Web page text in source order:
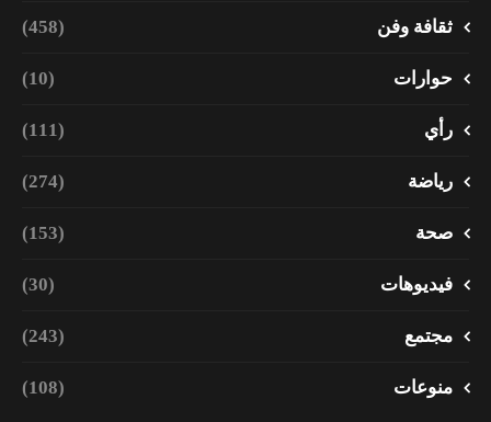
ثقافة وفن (458)
حوارات (10)
رأي (111)
رياضة (274)
صحة (153)
فيديوهات (30)
مجتمع (243)
منوعات (108)